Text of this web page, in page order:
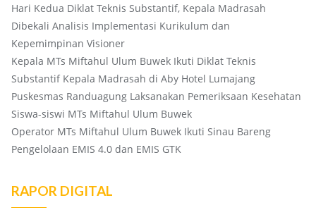
Hari Kedua Diklat Teknis Substantif, Kepala Madrasah
Dibekali Analisis Implementasi Kurikulum dan
Kepemimpinan Visioner
Kepala MTs Miftahul Ulum Buwek Ikuti Diklat Teknis
Substantif Kepala Madrasah di Aby Hotel Lumajang
Puskesmas Randuagung Laksanakan Pemeriksaan Kesehatan
Siswa-siswi MTs Miftahul Ulum Buwek
Operator MTs Miftahul Ulum Buwek Ikuti Sinau Bareng
Pengelolaan EMIS 4.0 dan EMIS GTK
RAPOR DIGITAL